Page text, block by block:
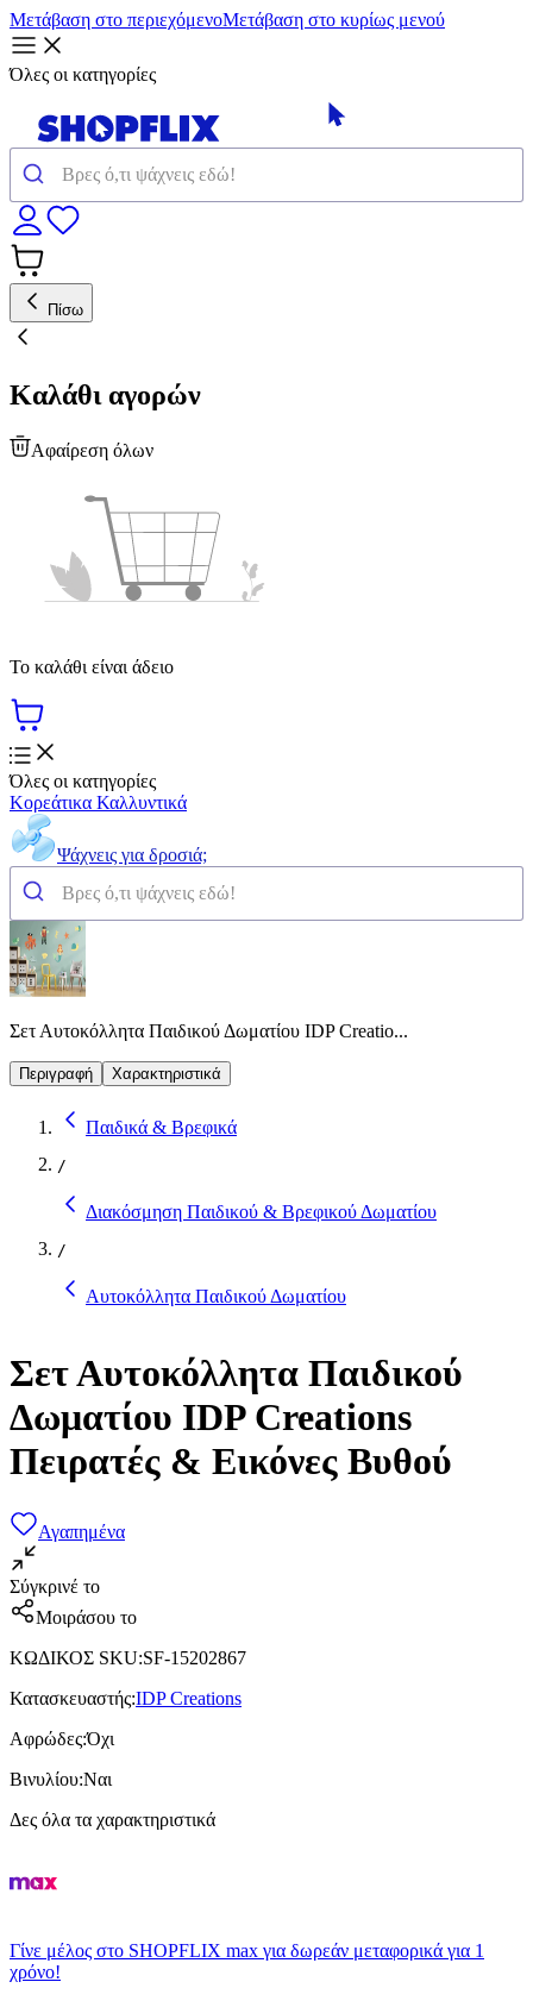
Μετάβαση στο περιεχόμενοΜετάβαση στο κυρίως μενού
Όλες οι κατηγορίες
Πίσω
Καλάθι αγορών
Αφαίρεση όλων
Το καλάθι είναι άδειο
Όλες οι κατηγορίες
Κορεάτικα Καλλυντικά
Ψάχνεις για δροσιά;
Σετ Αυτοκόλλητα Παιδικού Δωματίου IDP Creatio...
Περιγραφή Χαρακτηριστικά
Παιδικά & Βρεφικά
/
Διακόσμηση Παιδικού & Βρεφικού Δωματίου
/
Αυτοκόλλητα Παιδικού Δωματίου
Σετ Αυτοκόλλητα Παιδικού
Δωματίου IDP Creations
Πειρατές & Εικόνες Βυθού
Αγαπημένα
Σύγκρινέ το
Μοιράσου το
ΚΩΔΙΚΟΣ SKU:SF-15202867
Κατασκευαστής:IDP Creations
Αφρώδες:Όχι
Βινυλίου:Ναι
Δες όλα τα χαρακτηριστικά
Γίνε μέλος στο SHOPFLIX max για δωρεάν μεταφορικά για 1
χρόνο!